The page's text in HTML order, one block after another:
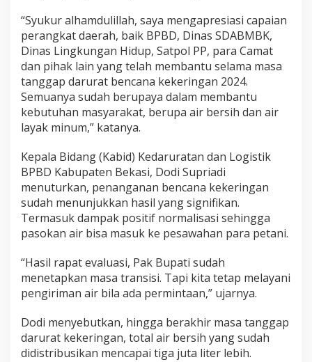
“Syukur alhamdulillah, saya mengapresiasi capaian
perangkat daerah, baik BPBD, Dinas SDABMBK,
Dinas Lingkungan Hidup, Satpol PP, para Camat
dan pihak lain yang telah membantu selama masa
tanggap darurat bencana kekeringan 2024.
Semuanya sudah berupaya dalam membantu
kebutuhan masyarakat, berupa air bersih dan air
layak minum,” katanya.
Kepala Bidang (Kabid) Kedaruratan dan Logistik
BPBD Kabupaten Bekasi, Dodi Supriadi
menuturkan, penanganan bencana kekeringan
sudah menunjukkan hasil yang signifikan.
Termasuk dampak positif normalisasi sehingga
pasokan air bisa masuk ke pesawahan para petani.
“Hasil rapat evaluasi, Pak Bupati sudah
menetapkan masa transisi. Tapi kita tetap melayani
pengiriman air bila ada permintaan,” ujarnya.
Dodi menyebutkan, hingga berakhir masa tanggap
darurat kekeringan, total air bersih yang sudah
didistribusikan mencapai tiga juta liter lebih.